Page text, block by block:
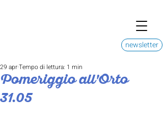
newsletter
Pomeriggio all'Orto
31.05
29 aprTempo di lettura: 1 min